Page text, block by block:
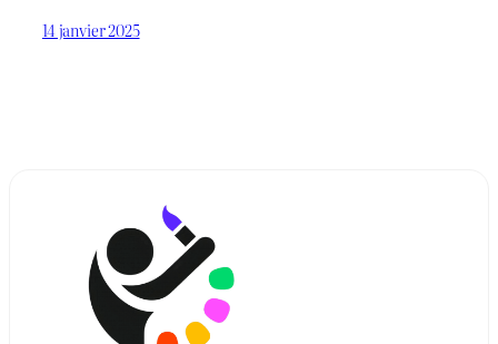
14 janvier 2025